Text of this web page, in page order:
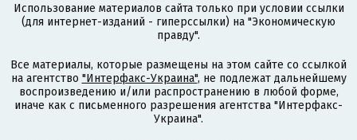
Использование материалов сайта только при условии ссылки
(для интернет-изданий - гиперссылки) на "Экономическую
правду".
Все материалы, которые размещены на этом сайте со ссылкой
на агентство "Интерфакс-Украина", не подлежат дальнейшему
воспроизведению и/или распространению в любой форме,
иначе как с письменного разрешения агентства "Интерфакс-
Украина".